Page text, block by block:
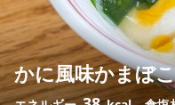
かに風味かまぼ